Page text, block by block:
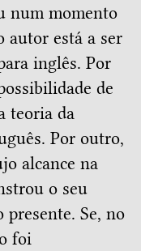
num momento
autor está a ser
inglês. Por
de
teoria da
Por outro,
alcance na
o seu
presente. Se, no
foi